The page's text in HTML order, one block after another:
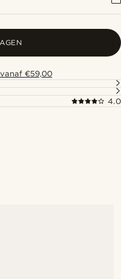
€59,00
4.0